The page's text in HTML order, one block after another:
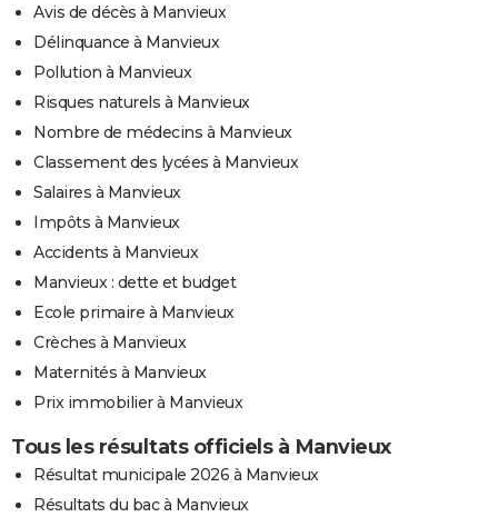
Avis de décès à Manvieux
Délinquance à Manvieux
Pollution à Manvieux
Risques naturels à Manvieux
Nombre de médecins à Manvieux
Classement des lycées à Manvieux
Salaires à Manvieux
Impôts à Manvieux
Accidents à Manvieux
Manvieux : dette et budget
Ecole primaire à Manvieux
Crèches à Manvieux
Maternités à Manvieux
Prix immobilier à Manvieux
Tous les résultats officiels à Manvieux
Résultat municipale 2026 à Manvieux
Résultats du bac à Manvieux